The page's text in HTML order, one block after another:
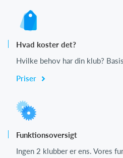
Hvad koster det?
Hvilke behov har din klub?
Priser
Funktionsoversigt
Ingen 2 klubber er ens. Vores